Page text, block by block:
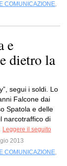
COMUNICAZIONE,
e
dietro la
segui i soldi. Lo
Falcone dai
Spatola e delle
narcotraffico di
Leggere il seguito
2013
COMUNICAZIONE,